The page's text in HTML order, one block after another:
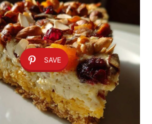
SAVE